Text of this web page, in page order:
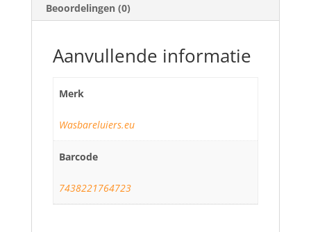
Beoordelingen (0)
Aanvullende informatie
Merk
Wasbareluiers.eu
Barcode
7438221764723